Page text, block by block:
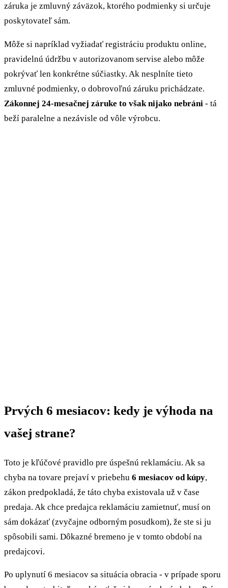
záruka je zmluvný záväzok, ktorého podmienky si určuje
poskytovateľ sám.
Môže si napríklad vyžiadať registráciu produktu online,
pravidelnú údržbu v autorizovanom servise alebo môže
pokrývať len konkrétne súčiastky. Ak nesplníte tieto
zmluvné podmienky, o dobrovoľnú záruku prichádzate.
Zákonnej 24-mesačnej záruke to však nijako nebráni - tá
beží paralelne a nezávisle od vôle výrobcu.
Prvých 6 mesiacov: kedy je výhoda na
vašej strane?
Toto je kľúčové pravidlo pre úspešnú reklamáciu. Ak sa
chyba na tovare prejaví v priebehu 6 mesiacov od kúpy,
zákon predpokladá, že táto chyba existovala už v čase
predaja. Ak chce predajca reklamáciu zamietnuť, musí on
sám dokázať (zvyčajne odborným posudkom), že ste si ju
spôsobili sami. Dôkazné bremeno je v tomto období na
predajcovi.
Po uplynutí 6 mesiacov sa situácia obracia - v prípade sporu